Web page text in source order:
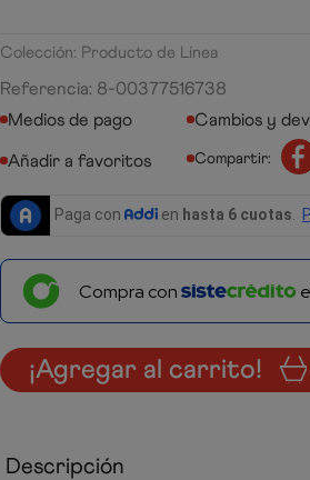
Colección: Producto de Línea
Referencia: 8-00377516738
Medios de pago
Cambios y
Compartir:
Compra con
¡Agregar al carrito!
Descripción